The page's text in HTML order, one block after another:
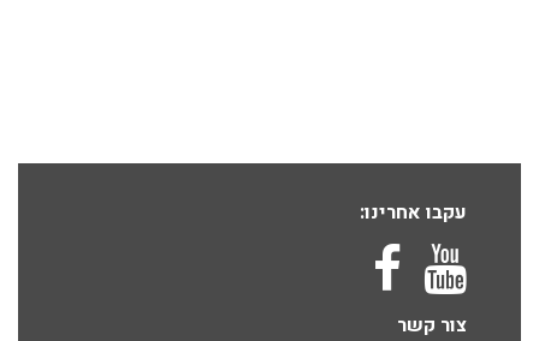
עקבו אחרינו:
צור קשר